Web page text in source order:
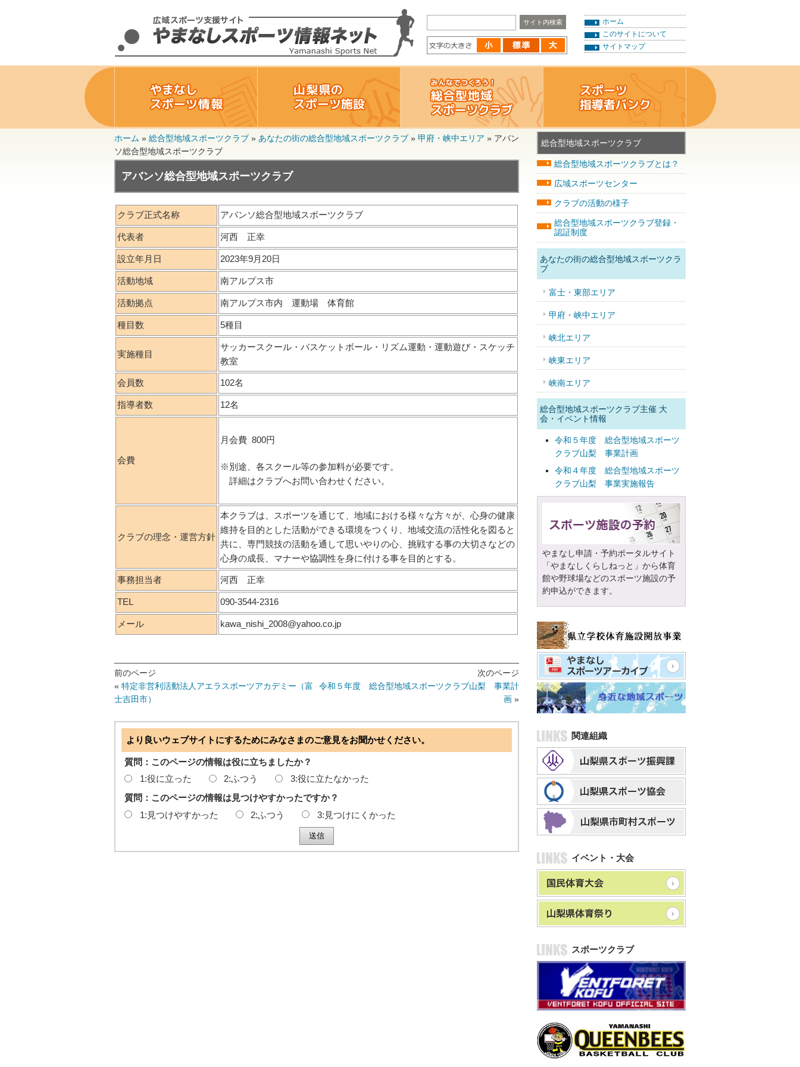
ホーム
このサイトについて
サイトマップ
ホーム » 総合型地域スポーツクラブ » あなたの街の総合型地域スポーツクラブ » 甲府・峡中エリア » アバン
ソ総合型地域スポーツクラブ
アバンソ総合型地域スポーツクラブ
クラブ正式名称 アバンソ総合型地域スポーツクラブ
代表者 河西 正幸
設立年月日 2023年9月20日
活動地域 南アルプス市
活動拠点 南アルプス市内 運動場 体育館
種目数 5種目
実施種目
サッカースクール・バスケットボール・リズム運動・運動遊び・スケッチ
教室
会員数 102名
指導者数 12名
会費
月会費 800円
※別途、各スクール等の参加料が必要です。
詳細はクラブへお問い合わせください。
クラブの理念・運営方針
本クラブは、スポーツを通じて、地域における様々な方々が、心身の健康
維持を目的とした活動ができる環境をつくり、地域交流の活性化を図ると
共に、専門競技の活動を通して思いやりの心、挑戦する事の大切さなどの
心身の成長、マナーや協調性を身に付ける事を目的とする。
事務担当者 河西 正幸
TEL 090-3544-2316
メール kawa_nishi_2008@yahoo.co.jp
前のページ
« 特定非営利活動法人アエラスポーツアカデミー（富
士吉田市）
次のページ
令和５年度 総合型地域スポーツクラブ山梨 事業計
画 »
より良いウェブサイトにするためにみなさまのご意見をお聞かせください。
質問：このページの情報は役に立ちましたか？
1:役に立った
2:ふつう
3:役に立たなかった
質問：このページの情報は見つけやすかったですか？
1:見つけやすかった
2:ふつう 3:見つけにくかった
総合型地域スポーツクラブ
総合型地域スポーツクラブとは？
広域スポーツセンター
クラブの活動の様子
総合型地域スポーツクラブ登録・
認証制度
あなたの街の総合型地域スポーツクラ
ブ
富士・東部エリア
甲府・峡中エリア
峡北エリア
峡東エリア
峡南エリア
総合型地域スポーツクラブ主催 大
会・イベント情報
令和５年度 総合型地域スポーツ
クラブ山梨 事業計画
令和４年度 総合型地域スポーツ
クラブ山梨 事業実施報告
やまなし申請・予約ポータルサイト
「やまなしくらしねっと」から体育
館や野球場などのスポーツ施設の予
約申込ができます。
関連組織
イベント・大会
スポーツクラブ